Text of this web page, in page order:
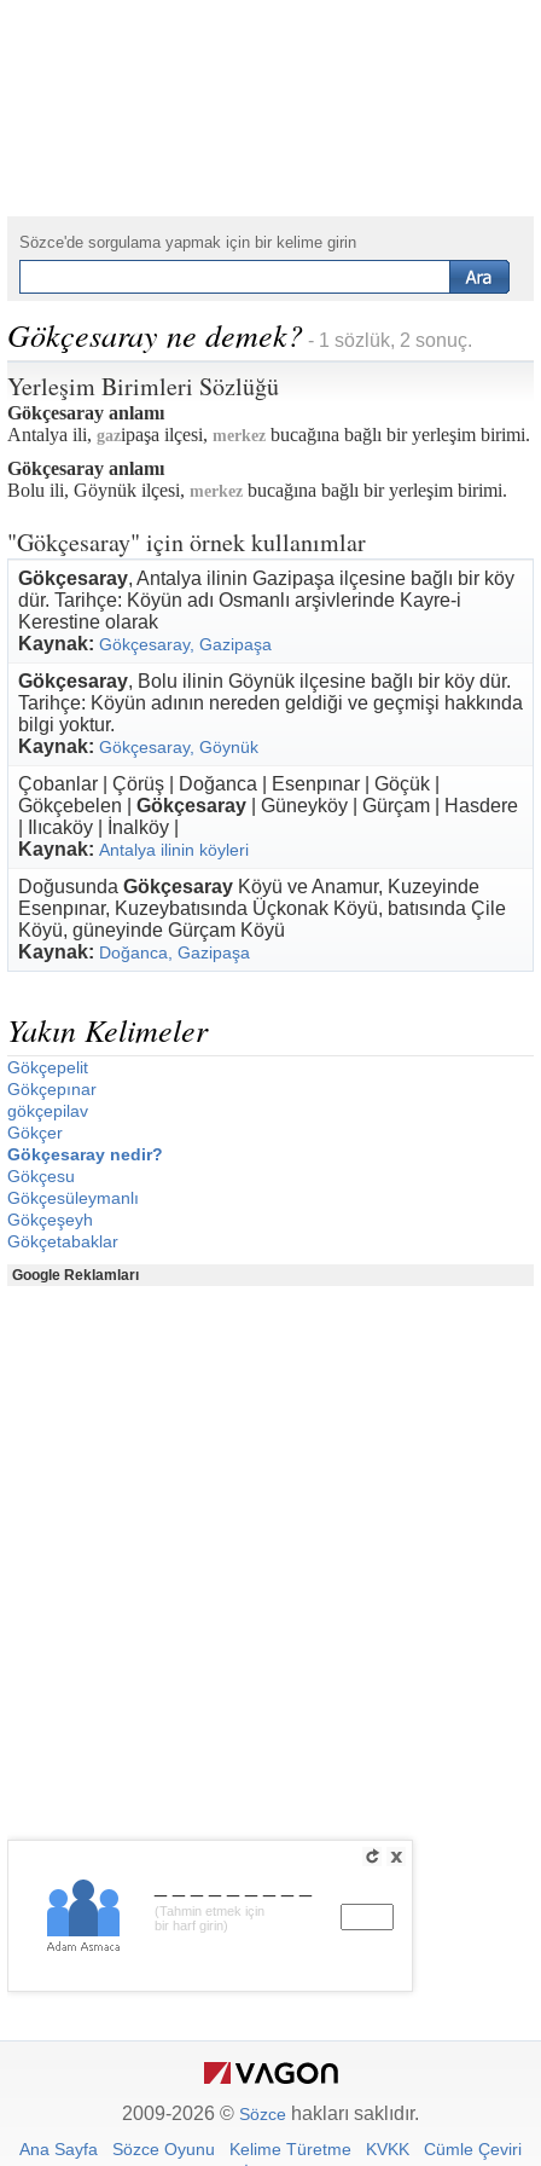
Sözce'de sorgulama yapmak için bir kelime girin
Gökçesaray ne demek? - 1 sözlük, 2 sonuç.
Yerleşim Birimleri Sözlüğü
Gökçesaray anlamı
Antalya ili, gazipaşa ilçesi, merkez bucağına bağlı bir yerleşim birimi.
Gökçesaray anlamı
Bolu ili, Göynük ilçesi, merkez bucağına bağlı bir yerleşim birimi.
"Gökçesaray" için örnek kullanımlar
Gökçesaray, Antalya ilinin Gazipaşa ilçesine bağlı bir köy
dür. Tarihçe: Köyün adı Osmanlı arşivlerinde Kayre-i
Kerestine olarak
Kaynak: Gökçesaray, Gazipaşa
Gökçesaray, Bolu ilinin Göynük ilçesine bağlı bir köy dür.
Tarihçe: Köyün adının nereden geldiği ve geçmişi hakkında
bilgi yoktur.
Kaynak: Gökçesaray, Göynük
Çobanlar | Çörüş | Doğanca | Esenpınar | Göçük |
Gökçebelen | Gökçesaray | Güneyköy | Gürçam | Hasdere
| Ilıcaköy | İnalköy |
Kaynak: Antalya ilinin köyleri
Doğusunda Gökçesaray Köyü ve Anamur, Kuzeyinde
Esenpınar, Kuzeybatısında Üçkonak Köyü, batısında Çile
Köyü, güneyinde Gürçam Köyü
Kaynak: Doğanca, Gazipaşa
Yakın Kelimeler
Gökçepelit
Gökçepınar
gökçepilav
Gökçer
Gökçesaray nedir?
Gökçesu
Gökçesüleymanlı
Gökçeşeyh
Gökçetabaklar
Google Reklamları
(Tahmin etmek için
bir harf girin)
2009-2026 © Sözce hakları saklıdır.
Ana Sayfa Sözce Oyunu Kelime Türetme KVKK
Cümle Çeviri